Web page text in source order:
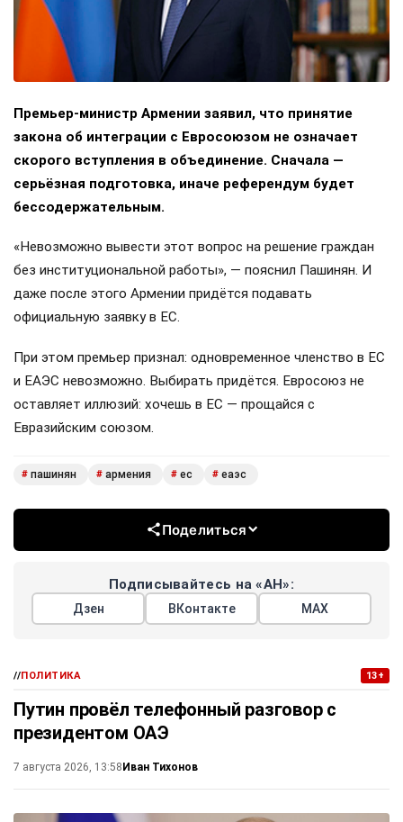
Премьер-министр Армении заявил, что принятие
закона об интеграции с Евросоюзом не означает
скорого вступления в объединение. Сначала —
серьёзная подготовка, иначе референдум будет
бессодержательным.
«Невозможно вывести этот вопрос на решение граждан
без институциональной работы», — пояснил Пашинян. И
даже после этого Армении придётся подавать
официальную заявку в ЕС.
При этом премьер признал: одновременное членство в ЕС
и ЕАЭС невозможно. Выбирать придётся. Евросоюз не
оставляет иллюзий: хочешь в ЕС — прощайся с
Евразийским союзом.
# пашинян # армения # ес # еаэс
Поделиться
Подписывайтесь на «АН»:
Дзен ВКонтакте МАХ
//ПОЛИТИКА 13+
Путин провёл телефонный разговор с
президентом ОАЭ
7 августа 2026, 13:58Иван Тихонов